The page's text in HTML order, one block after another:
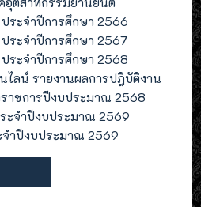
ระจำปีการศึกษา 2566
ระจำปีการศึกษา 2567
ระจำปีการศึกษา 2568
ไลน์ รายงานผลการปฎิบัติงาน
าชการปีงบประมาณ 2568
ะจำปีงบประมาณ 2569
ำปีงบประมาณ 2569